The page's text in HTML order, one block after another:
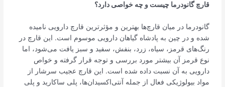
قارچ گانودرما چیست و چه خواصی دارد؟
گانودرما در میان قارچ‌ها بهترین و مؤثرترین قارچ دارویی نامیده
شده و در چین به پادشاه گیاهان­ دارویی موسوم است. این قارچ در
رنگ­‌های قرمز، سیاه، زرد، بنفش، سفید و سبز یافت می‌شود، اما
نوع قرمز آن بیشتر مورد بررسی و توجه قرار گرفته و خواص
دارویی به آن نسبت داده شده است. این قارچ عجیب سرشار از
مواد بیولوژیکی فعال از جمله آنتی‌اکسیدان‌ها، پلی ساکارید و پلی